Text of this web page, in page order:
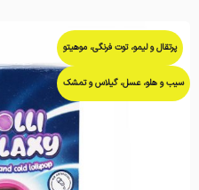
پرتقال و لیمو، توت فرنگی، موهیتو
سیب و هلو، عسل، گیلاس و تمشک